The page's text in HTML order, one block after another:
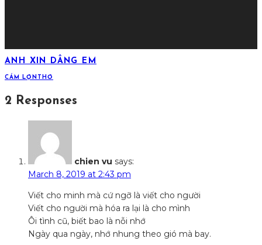
ANH XIN DÂNG EM
CÁM LỢN THƠ
2 Responses
chien vu says:
March 8, 2019 at 2:43 pm
Viết cho minh mà cứ ngỡ là viết cho người
Viết cho người mà hóa ra lại là cho mình
Ôi tình cũ, biết bao là nỗi nhớ
Ngày qua ngày, nhớ nhung theo gió mà bay.